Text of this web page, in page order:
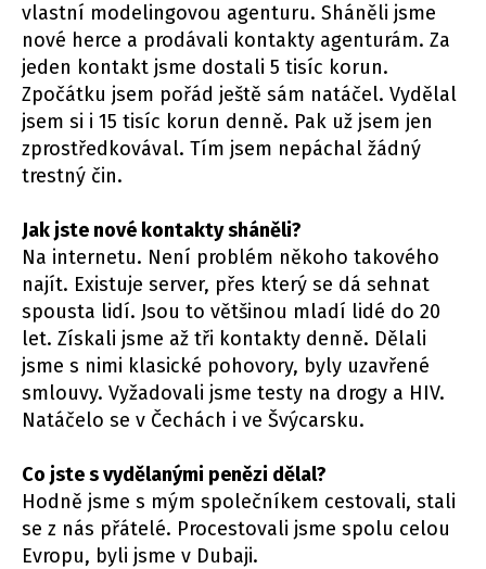
vlastní modelingovou agenturu. Sháněli jsme
nové herce a prodávali kontakty agenturám. Za
jeden kontakt jsme dostali 5 tisíc korun.
Zpočátku jsem pořád ještě sám natáčel. Vydělal
jsem si i 15 tisíc korun denně. Pak už jsem jen
zprostředkovával. Tím jsem nepáchal žádný
trestný čin.
Jak jste nové kontakty sháněli?
Na internetu. Není problém někoho takového
najít. Existuje server, přes který se dá sehnat
spousta lidí. Jsou to většinou mladí lidé do 20
let. Získali jsme až tři kontakty denně. Dělali
jsme s nimi klasické pohovory, byly uzavřené
smlouvy. Vyžadovali jsme testy na drogy a HIV.
Natáčelo se v Čechách i ve Švýcarsku.
Co jste s vydělanými penězi dělal?
Hodně jsme s mým společníkem cestovali, stali
se z nás přátelé. Procestovali jsme spolu celou
Evropu, byli jsme v Dubaji.